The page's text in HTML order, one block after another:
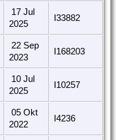
17 Jul
2025
I33882
22 Sep
2023
I168203
10 Jul
2025
I10257
05 Okt
2022
I4236